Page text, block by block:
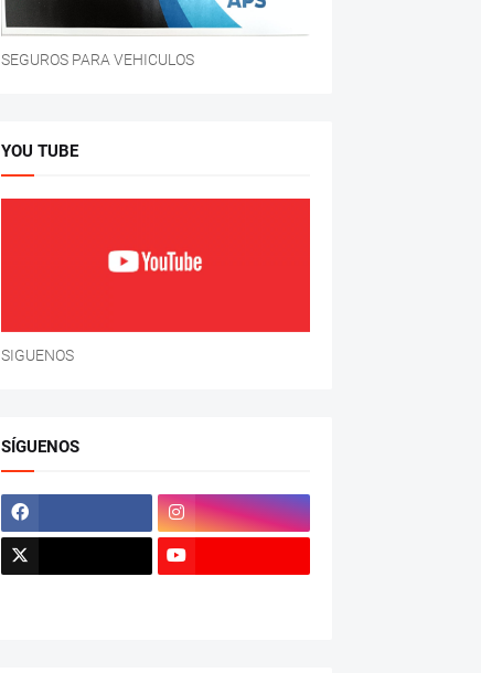
SEGUROS PARA VEHICULOS
YOU TUBE
SIGUENOS
SÍGUENOS